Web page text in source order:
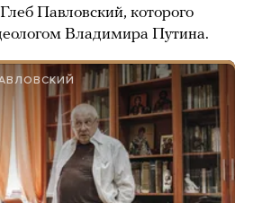
Павловский, которого
Владимира Путина.